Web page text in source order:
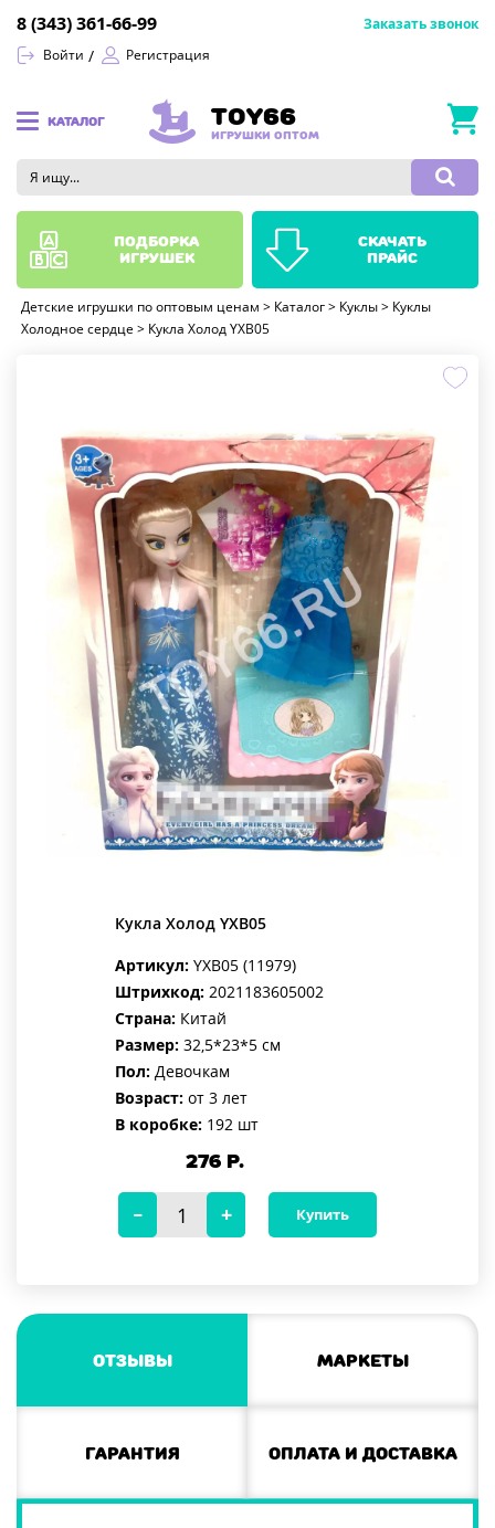
Войти Регистрация
8 (343) 361-66-99 Заказать звонок
КАТАЛОГ TOY66
ИГРУШКИ ОПТОМ
Детские игрушки по оптовым ценам > Каталог > Куклы > Куклы
Холодное сердце > Кукла Холод YXB05
Кукла Холод YXB05
Артикул: YXB05 (11979)
Штрихкод: 2021183605002
Страна: Китай
Размер: 32,5*23*5 см
Пол: Девочкам
Возраст: от 3 лет
В коробке: 192 шт
276Р.
Купить
Отзывы Маркеты
Гарантия Оплата и доставка
подборка
игрушек
скачать
прайс